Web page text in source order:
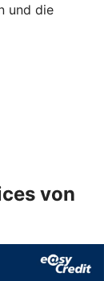
und die
von